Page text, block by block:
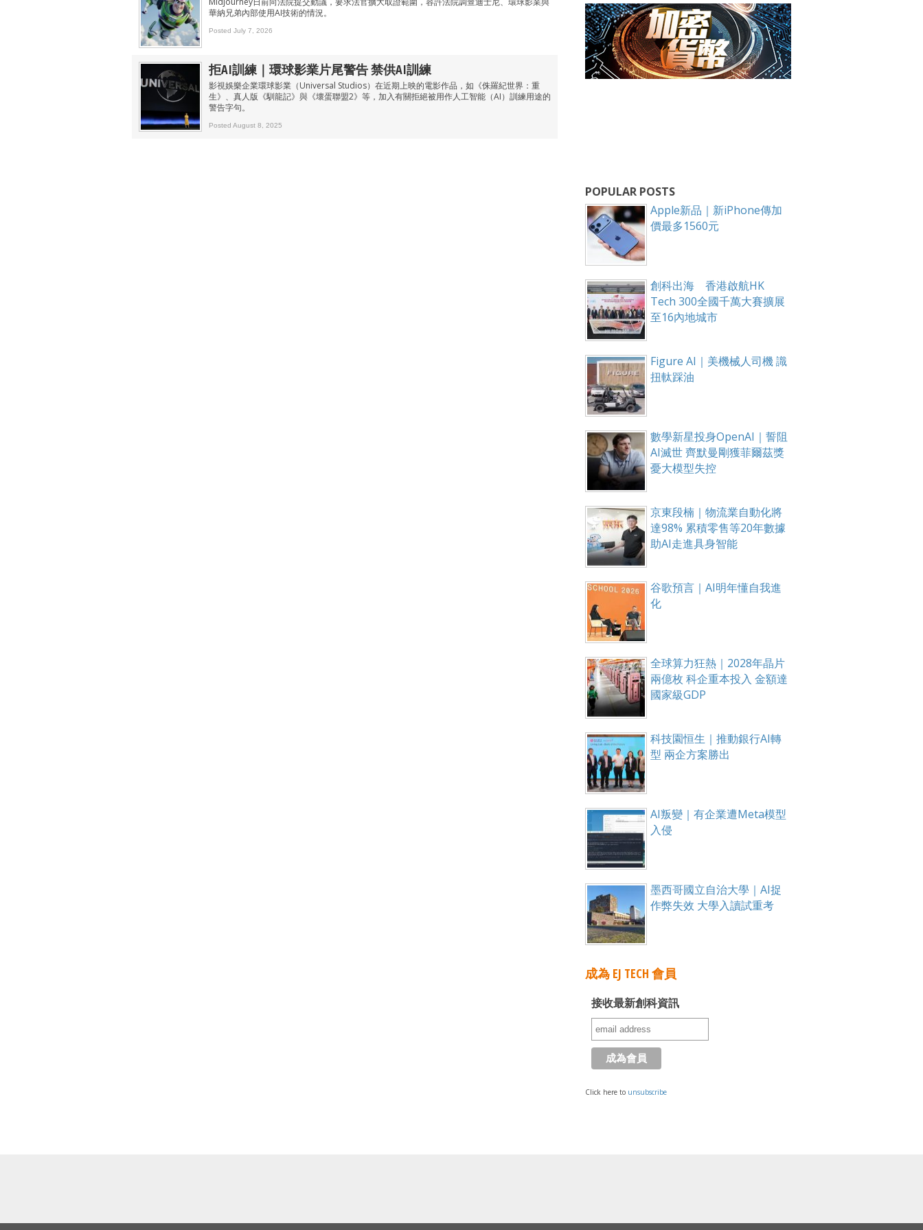
華納兄弟內部使用AI技術的情況。
Posted July 7, 2026
拒AI訓練｜環球影業片尾警告 禁供AI訓練
影視娛樂企業環球影業（Universal Studios）在近期上映的電影作品，如《侏羅紀世界：重
生》、真人版《馴龍記》與《壞蛋聯盟2》等，加入有關拒絕被用作人工智能（AI）訓練用途的
警告字句。
Posted August 8, 2025
POPULAR POSTS
Apple新品｜新iPhone傳加
價最多1560元
創科出海 香港啟航HK
Tech 300全國千萬大賽擴展
至16內地城市
Figure AI｜美機械人司機 識
扭軚踩油
數學新星投身OpenAI｜誓阻
AI滅世 齊默曼剛獲菲爾茲獎
憂大模型失控
京東段楠｜物流業自動化將
達98% 累積零售等20年數據
助AI走進具身智能
谷歌預言｜AI明年懂自我進
化
全球算力狂熱｜2028年晶片
兩億枚 科企重本投入 金額達
國家級GDP
科技園恒生｜推動銀行AI轉
型 兩企方案勝出
AI叛變｜有企業遭Meta模型
入侵
墨西哥國立自治大學｜AI捉
作弊失效 大學入讀試重考
成為 EJ TECH 會員
接收最新創科資訊
Click here to unsubscribe